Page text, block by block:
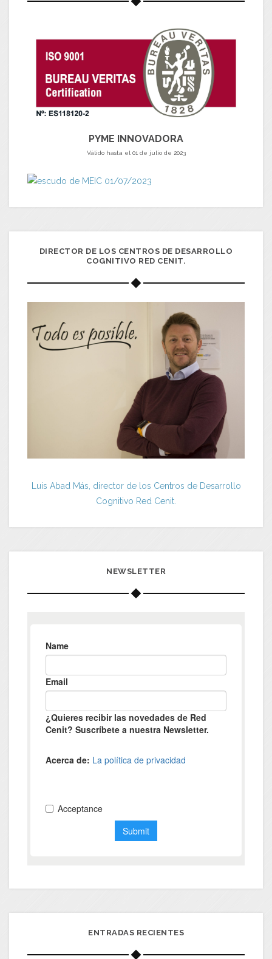
PYME INNOVADORA
Válido hasta el 01 de julio de 2023
DIRECTOR DE LOS CENTROS DE DESARROLLO
COGNITIVO RED CENIT.
Luis Abad Más, director de los Centros de Desarrollo
Cognitivo Red Cenit.
NEWSLETTER
ENTRADAS RECIENTES